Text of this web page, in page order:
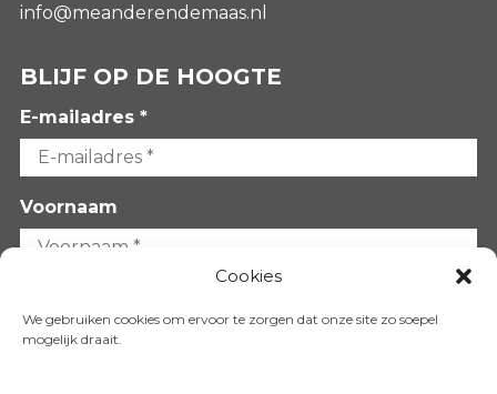
Cookies
We gebruiken cookies om ervoor te zorgen dat onze site zo soepel
mogelijk draait.
info@meanderendemaas.nl
BLIJF OP DE HOOGTE
E-mailadres *
Voornaam